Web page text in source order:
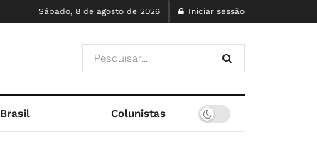
Sábado, 8 de agosto de 2026 Iniciar sessão
Brasil Colunistas